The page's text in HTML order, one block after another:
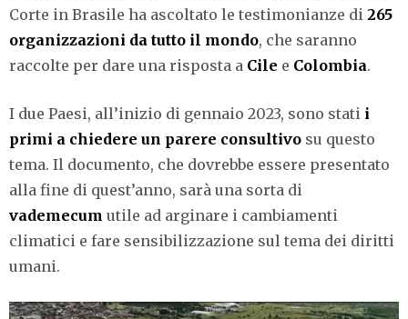
Corte in Brasile ha ascoltato le testimonianze di 265
organizzazioni da tutto il mondo, che saranno
raccolte per dare una risposta a Cile e Colombia.
I due Paesi, all’inizio di gennaio 2023, sono stati i
primi a chiedere un parere consultivo su questo
tema. Il documento, che dovrebbe essere presentato
alla fine di quest’anno, sarà una sorta di
vademecum utile ad arginare i cambiamenti
climatici e fare sensibilizzazione sul tema dei diritti
umani.